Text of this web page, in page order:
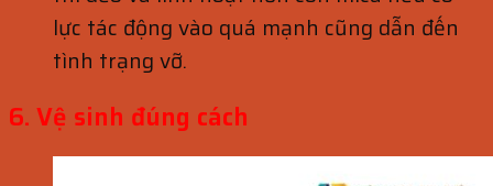
lực tác động vào quá mạnh cũng dẫn đến
tình trạng vỡ.
6. Vệ sinh đúng cách